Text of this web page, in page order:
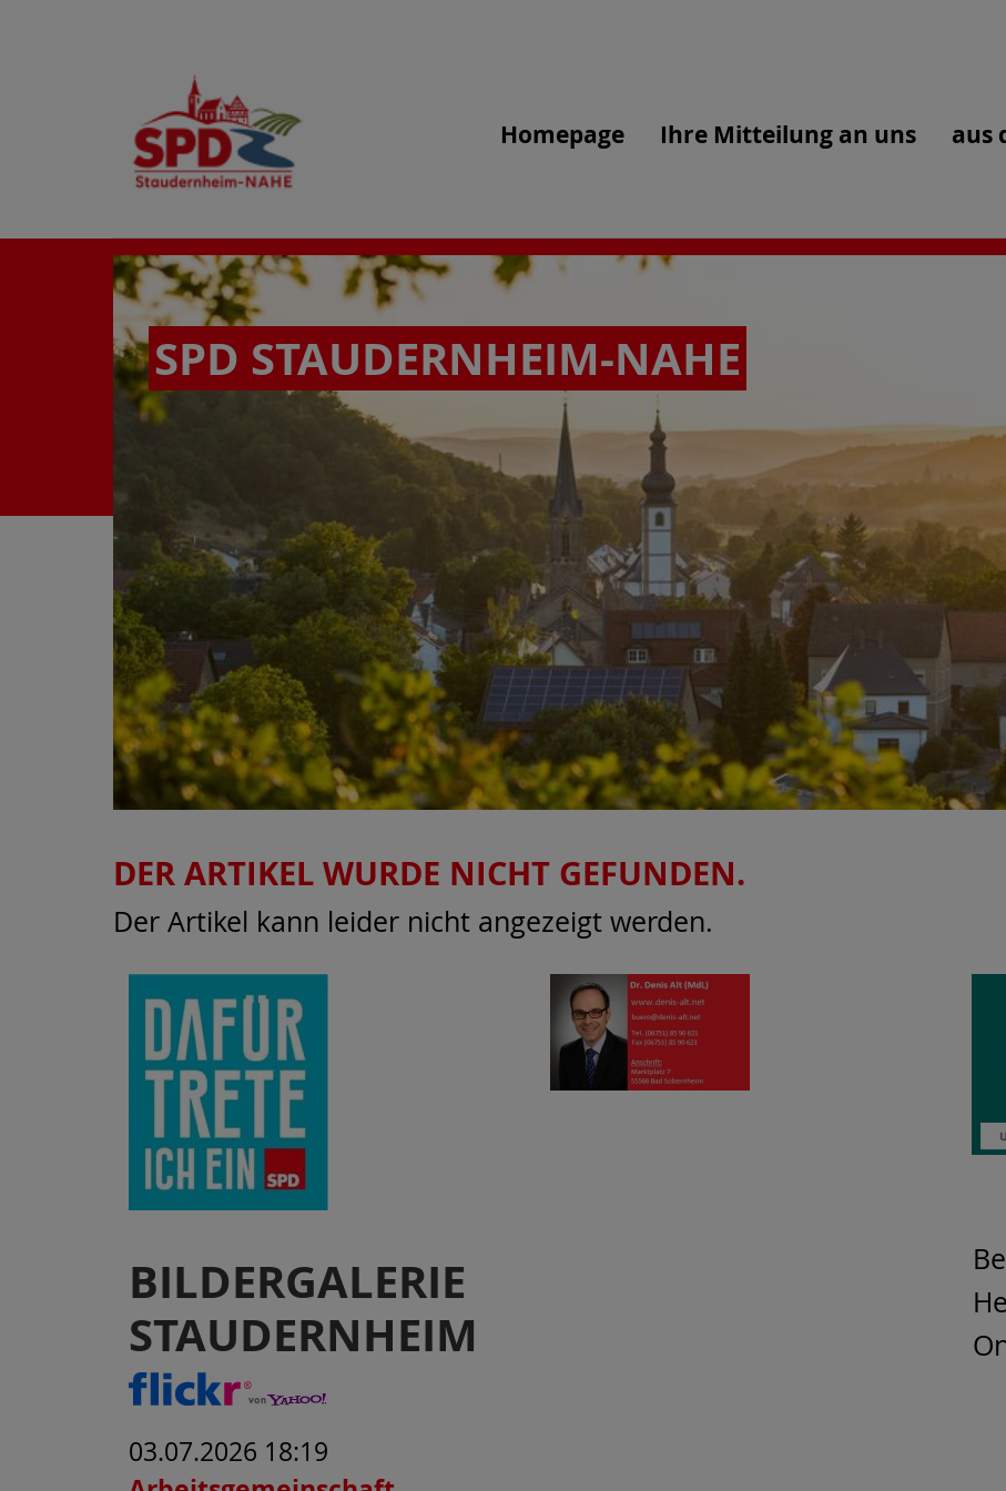
Homepage Ihre Mitteilung an uns aus
SPD STAUDERNHEIM-NAHE
DER ARTIKEL WURDE NICHT GEFUNDEN.
Der Artikel kann leider nicht angezeigt werden.
BILDERGALERIE
STAUDERNHEIM
03.07.2026 18:19